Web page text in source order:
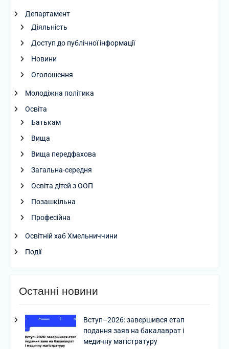
Департамент
Діяльність
Доступ до публічної інформації
Новини
Оголошення
Молодіжна політика
Освіта
Батькам
Вища
Вища передфахова
Загальна-середня
Освіта дітей з ООП
Позашкільна
Професійна
Освітній хаб Хмельниччини
Події
Останні новини
Вступ–2026: завершився етап
подання заяв на бакалаврат і
медичну магістратуру